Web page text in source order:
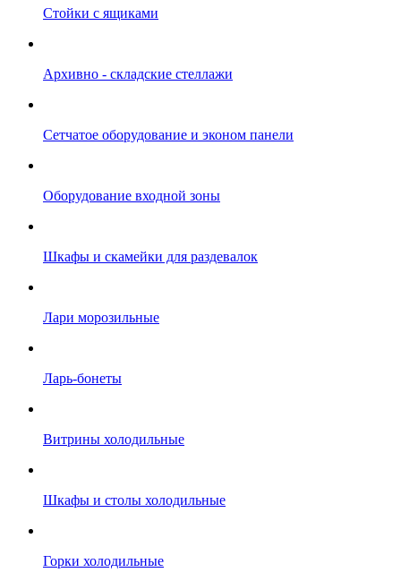
Стойки с ящиками
Архивно - складские стеллажи
Сетчатое оборудование и эконом панели
Оборудование входной зоны
Шкафы и скамейки для раздевалок
Лари морозильные
Ларь-бонеты
Витрины холодильные
Шкафы и столы холодильные
Горки холодильные